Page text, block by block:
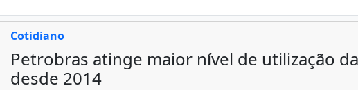
Cotidiano
Petrobras atinge maior nível de utilização
desde 2014